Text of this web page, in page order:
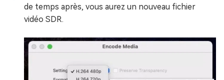
de temps après, vous aurez un nouveau fichier
vidéo SDR.